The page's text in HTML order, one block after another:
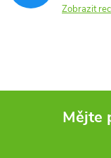
Zobrazit
Mějte